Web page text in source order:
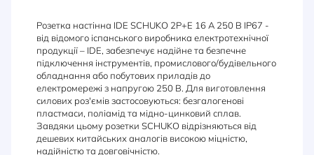
Розетка настінна IDE SCHUKO 2P+E 16 А 250 В IP67 -
від відомого іспанського виробника електротехнічної
продукції – IDE, забезпечує надійне та безпечне
підключення інструментів, промислового/будівельного
обладнання або побутових приладів до
електромережі з напругою 250 В. Для виготовлення
силових роз'ємів застосовуються: безгалогенові
пластмаси, поліамід та мідно-цинковий сплав.
Завдяки цьому розетки SCHUKO відрізняються від
дешевих китайських аналогів високою міцністю,
надійністю та довговічністю.